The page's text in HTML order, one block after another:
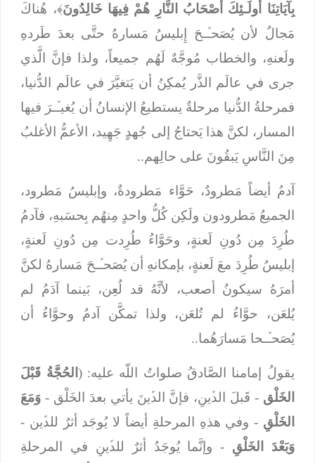
بِآيَاتِنَا أُولَـئِكَ أَصْحَابُ النَّارِ هُمْ فِيهَا خَالِدُونَ﴾، هُناكَ
مَجالٌ لأن يُصَحـﱢـحَ إِبليسُ مَسارهُ حتَّى بعدَ طَردهِ
ولَعنهِ، والخطاب مُوجَّهٌ لَهُم جميعاً، ولذا فإنَّ الَّذي
جرى في عالَم الذَّر يُمكِنُ أن يَتغيَّرَ في عالَم الدُّنيا،
فمرحلةُ الدُّنيا مرحلةٌ يستطيعُ الإنسانُ أن يُغيـﱢـرَ فيها
المسار، لكنَّ هذا يَحتاجُ إلى جُهدٍ جَهِيد، الأعمُّ الأغلبُ
مِنَ النَّاسِ يَبقُونَ على حالِهم..
آدمُ أيضاً مَطرودٌ، حَوَّاء مَطرودةٌ، وإبليسُ مَطرود،
الجميعُ مَطرودون ولَكِن كُلُّ واحدٍ مِنهُم بِحسَبهِ، فآدمُ
طُرِدَ مِن دُونِ لَعنةٍ، وحَوَّاءُ طُرِدت مِن دُونِ لَعنةٍ،
إبليسُ طُرِدَ معَ لَعنةٍ، بإمكانهِ أن يُصَحـﱢـحَ مَسارهُ لكنَّ
أمرَهُ سيكونُ أصعب، لأنَّهُ قد لُعِن، بَينما آدَمُ لم
يُلعَن، حوَّاءُ لم تُلعَن، ولذا تمكَّن آدمُ وحوَّاءُ أن
يُصَحـﱢـحا مَسارَهُما..
يقولُ إمامنا الصَّادقُ صلواتُ اللّه عليه: ( الحُجَّةُ قَبْلَ
الخَلْق- قَبلَ الدﱢينِ، فإنَّ الدﱢينَ يأتي بعدَ الخَلْق -وَمَعَ
الخَلْقِ- وفي هذهِ المرحلةِ أيضاً لا يُوجَد أثرٌ للدﱢين -
وَبَعْدَ الخَلْقِ- وإنَّما يُوجَدُ أثرٌ للدﱢينِ في المرحلةِ